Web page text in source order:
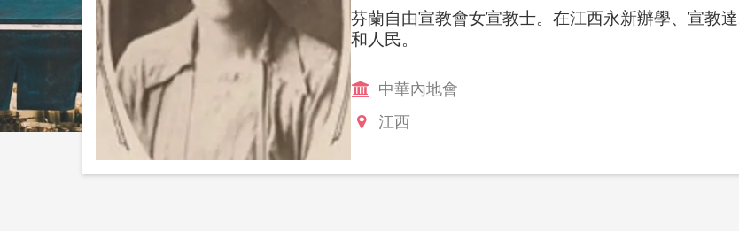
芬蘭自由宣教會女宣教士。在江西永新辦學、宣教
和人民。
中華內地會
江西